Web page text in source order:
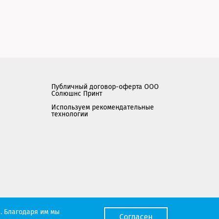
Публичный договор-оферта ООО
Солюшнс Принт
Используем рекомендательные
технологии
Мы работаем с порталом поставщиков
Благодаря им мы
Согласен